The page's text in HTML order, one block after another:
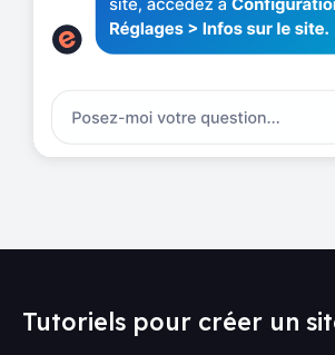
Tutoriels pour créer un